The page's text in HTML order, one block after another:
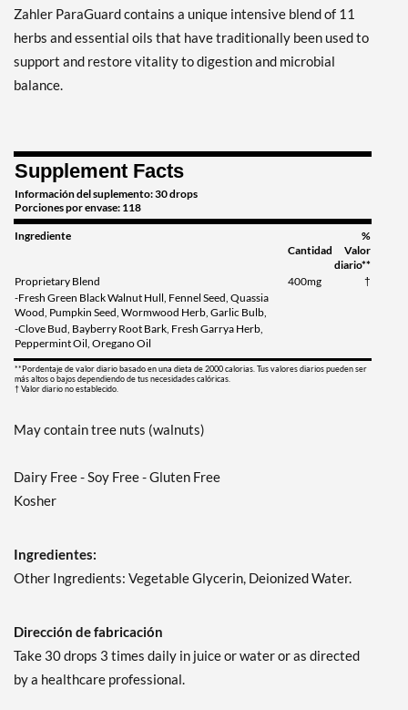
Zahler ParaGuard contains a unique intensive blend of 11
herbs and essential oils that have traditionally been used to
support and restore vitality to digestion and microbial
balance.
Supplement Facts
Información del suplemento: 30 drops
Porciones por envase: 118
Ingrediente
Cantidad
%
Valor
diario**
Proprietary Blend
400mg
†
-Fresh Green Black Walnut Hull, Fennel Seed, Quassia
Wood, Pumpkin Seed, Wormwood Herb, Garlic Bulb,
-Clove Bud, Bayberry Root Bark, Fresh Garrya Herb,
Peppermint Oil, Oregano Oil
**Pordentaje de valor diario basado en una dieta de 2000 calorias. Tus valores diarios pueden ser
más altos o bajos dependiendo de tus necesidades calóricas.
† Valor diario no establecido.
May contain tree nuts (walnuts)
Dairy Free - Soy Free - Gluten Free
Kosher
Ingredientes:
Other Ingredients: Vegetable Glycerin, Deionized Water.
Dirección de fabricación
Take 30 drops 3 times daily in juice or water or as directed
by a healthcare professional.